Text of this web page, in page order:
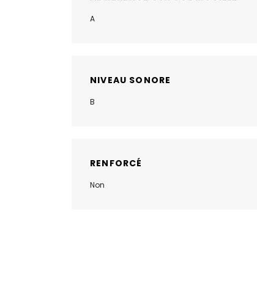
A
NIVEAU SONORE
B
RENFORCÉ
Non